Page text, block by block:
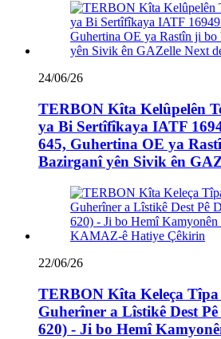
24/06/26
TERBON Kîta Kelûpelên
ya Bi Sertîfîkaya IATF
645, Guhertina OE ya
Bazirganî yên Sivik ên
22/06/26
TERBON Kîta Keleça Tîpa
Guherîner a Lîstikê Dest
620) - Ji bo Hemî